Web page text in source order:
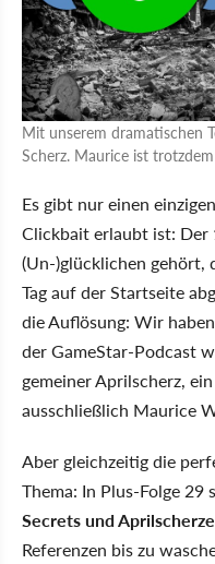
Mit unserem dramatischen
Scherz. Maurice ist
Es gibt nur einen
Clickbait erlaubt ist: Der
(Un-)glücklichen gehört,
Tag auf der Startseite
die Auflösung: Wir
der GameStar-Podcast
gemeiner Aprilscherz,
ausschließlich Maurice
Aber gleichzeitig die
Thema: In Plus-Folge 29
Secrets und Aprilscherze
Referenzen bis zu